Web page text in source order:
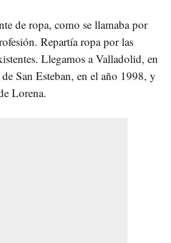
de ropa, como se llamaba por
Repartía ropa por las
Llegamos a Valladolid, en
San Esteban, en el año 1998, y
Lorena.